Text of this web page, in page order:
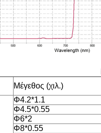
Μέγεθος (χιλ.)
Φ4.2*1.1
Φ4.5*0.55
Φ6*2
Φ8*0.55